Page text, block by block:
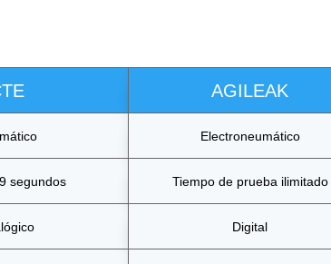
segundos
AGILEAK
Electroneumático
Tiempo de prueba ilimitado
Digital